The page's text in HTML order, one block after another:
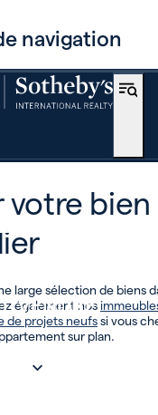
navigation
VENDRE
votre bien
large sélection de biens
également nos
de projets neufssi vous
sur plan.